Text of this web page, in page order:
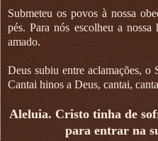
Submeteu os povos à nossa
pés. Para nós escolheu a
amado.
Deus subiu entre aclamações, o
Cantai hinos a Deus, cantai,
Aleluia. Cristo tinha de
para entrar na